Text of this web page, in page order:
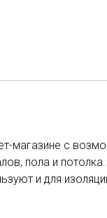
магазине с
пола и потолка.
и для